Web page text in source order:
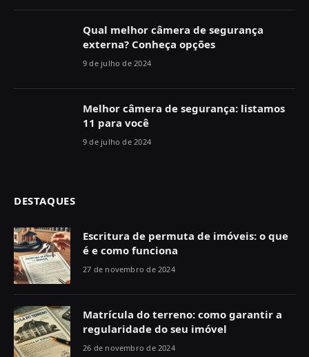
Qual melhor câmera de segurança
externa? Conheça opções
9 de julho de 2024
Melhor câmera de segurança: listamos
11 para você
9 de julho de 2024
DESTAQUES
Escritura de permuta de imóveis: o que
é e como funciona
27 de novembro de 2024
Matrícula do terreno: como garantir a
regularidade do seu imóvel
26 de novembro de 2024